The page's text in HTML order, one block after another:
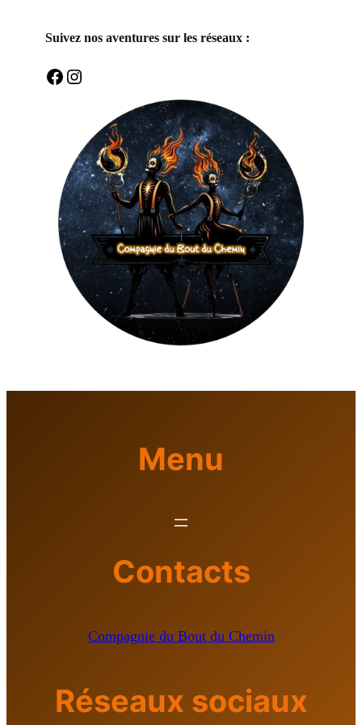
Suivez nos aventures sur les réseaux :
Facebook Instagram
Menu
Contacts
Compagnie du Bout du Chemin
Réseaux sociaux